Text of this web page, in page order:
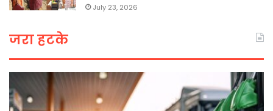
July 23, 2026
जरा हटके